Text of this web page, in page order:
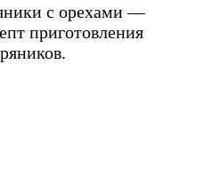
с орехами —
приготовления